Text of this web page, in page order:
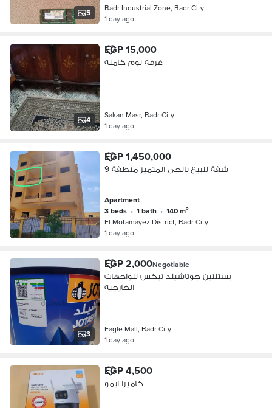
5
Badr Industrial Zone, Badr City
1 day ago
4
EGP 15,000
غرفه نوم كامله
Sakan Masr, Badr City
1 day ago
EGP 1,450,000
شقة للبيع بالحى المتميز منطقة 9
Apartment
3 beds • 1 bath •
140 m²
El Motamayez District, Badr City
1 day ago
3
EGP 2,000Negotiable
بستلتين جوتاشيلد تيكس للواجهات
الخارجيه
Eagle Mall, Badr City
1 day ago
EGP 4,500
كاميرا ايمو